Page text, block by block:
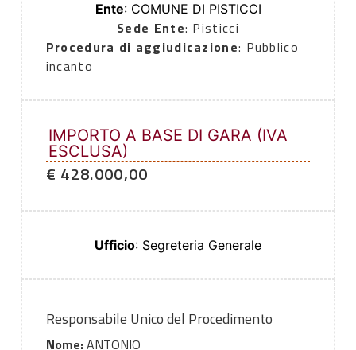
Ente: COMUNE DI PISTICCI
Sede Ente: Pisticci
Procedura di aggiudicazione: Pubblico
incanto
IMPORTO A BASE DI GARA (IVA
ESCLUSA)
€ 428.000,00
Ufficio: Segreteria Generale
Responsabile Unico del Procedimento
Nome:ANTONIO